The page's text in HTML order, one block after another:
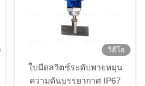
วิดีโอ
ใบมีดสวิตช์ระดับพายหมุน
ความดันบรรยากาศ IP67